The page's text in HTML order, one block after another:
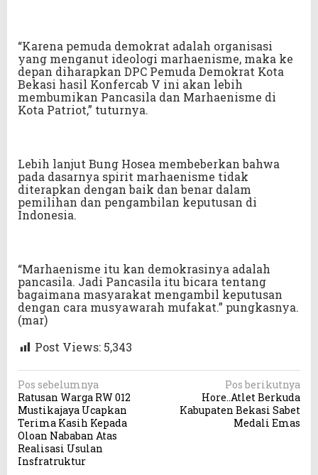
“Karena pemuda demokrat adalah organisasi
yang menganut ideologi marhaenisme, maka ke
depan diharapkan DPC Pemuda Demokrat Kota
Bekasi hasil Konfercab V ini akan lebih
membumikan Pancasila dan Marhaenisme di
Kota Patriot,” tuturnya.
Lebih lanjut Bung Hosea membeberkan bahwa
pada dasarnya spirit marhaenisme tidak
diterapkan dengan baik dan benar dalam
pemilihan dan pengambilan keputusan di
Indonesia.
“Marhaenisme itu kan demokrasinya adalah
pancasila. Jadi Pancasila itu bicara tentang
bagaimana masyarakat mengambil keputusan
dengan cara musyawarah mufakat.” pungkasnya.
(mar)
Post Views: 5,343
N
a
v
i
g
Pos sebelumnya
Ratusan Warga RW 012
Mustikajaya Ucapkan
Terima Kasih Kepada
Oloan Nababan Atas
Realisasi Usulan
Insfratruktur
Pos berikutnya
Hore..Atlet Berkuda
Kabupaten Bekasi Sabet
Medali Emas